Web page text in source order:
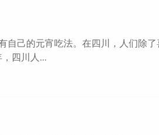
自己的元宵吃法。在四川，人们除
四川人...